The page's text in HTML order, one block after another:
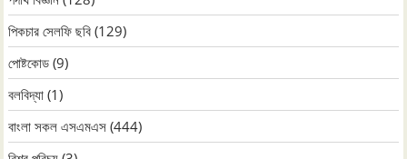
পিকচার সেলফি ছবি (129)
পোষ্টকোড (9)
বলবিদ্যা (1)
বাংলা সকল এসএমএস (444)